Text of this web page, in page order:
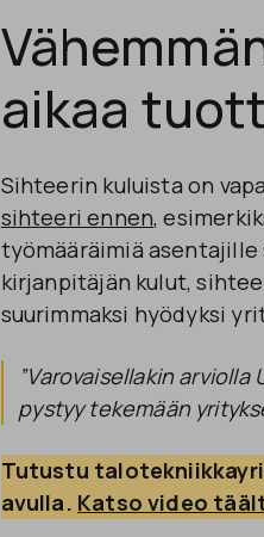
aikaa
Sihteerin kuluista on
sihteeri ennen,
työmääräimiä
kirjanpitäjän kulut,
suurimmaksi hyödyksi
”Varovaisellakin
pystyy tekemään
Tutustu
avulla. Katso video